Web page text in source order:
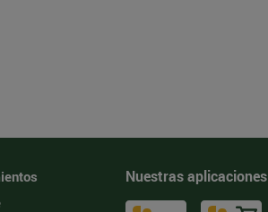
Nuestras aplicaciones